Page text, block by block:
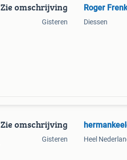
Zie omschrijving
Gisteren
Roger
Diessen
Zie omschrijving
Gisteren Heel